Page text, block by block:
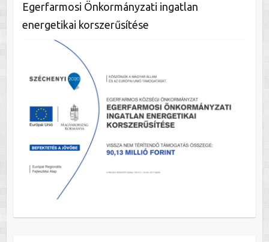
Egerfarmosi Önkormányzati ingatlan
energetikai korszerűsítése